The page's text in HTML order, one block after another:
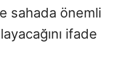
sahada önemli
ifade